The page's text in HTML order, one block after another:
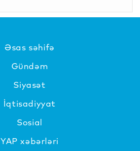
Əsas səhifə
Gündəm
Siyasət
İqtisadiyyat
Sosial
YAP xəbərləri